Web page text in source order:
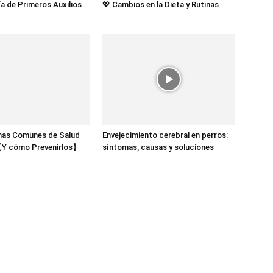
de Primeros Auxilios 💖 Cambios en la Dieta y Rutinas
Comunes de Salud
cómo Prevenirlos】
Envejecimiento cerebral en perros:
síntomas, causas y soluciones